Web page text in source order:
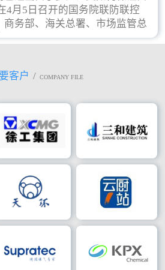
4月5日召开的国务院联防联控
务部、海关总署、市场监管总
。
客户 / COMPANY FILE